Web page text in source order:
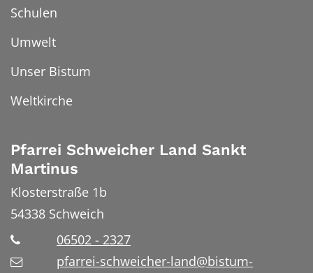
Schulen
Umwelt
Unser Bistum
Weltkirche
Pfarrei Schweicher Land Sankt
Martinus
Klosterstraße 1b
54338 Schweich
06502 - 2327
pfarrei-schweicher-land@bistum-